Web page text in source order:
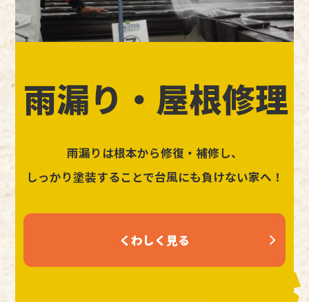
雨漏り・屋根修理
雨漏りは根本から修復・補修し、
しっかり塗装することで台風にも負けない家へ！
くわしく見る